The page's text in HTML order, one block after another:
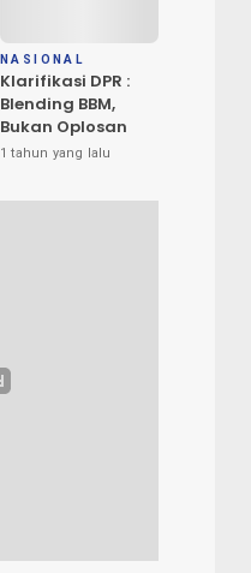
NASIONAL
Klarifikasi DPR :
Blending BBM,
Bukan Oplosan
1 tahun yang lalu